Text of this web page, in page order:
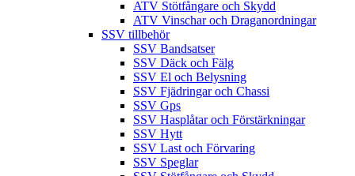
ATV Stötfångare och Skydd
ATV Vinschar och Draganordningar
SSV tillbehör
SSV Bandsatser
SSV Däck och Fälg
SSV El och Belysning
SSV Fjädringar och Chassi
SSV Gps
SSV Hasplåtar och Förstärkningar
SSV Hytt
SSV Last och Förvaring
SSV Speglar